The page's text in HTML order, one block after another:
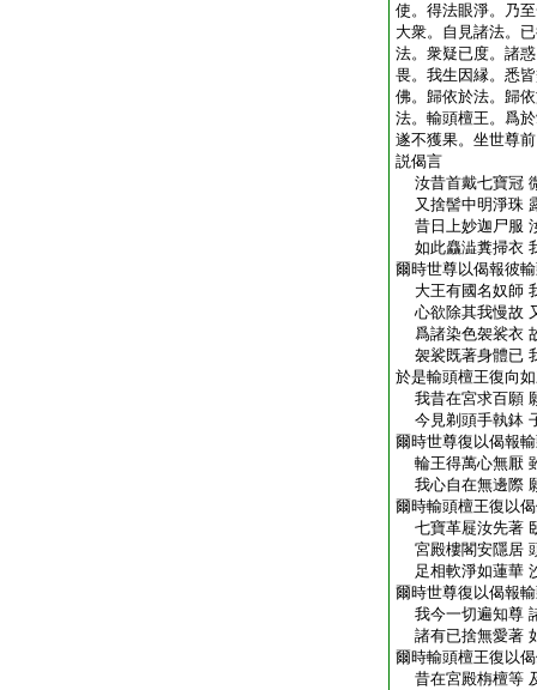
使。得法眼淨。乃
大衆。自見諸法。
法。衆疑已度。諸
畏。我生因縁。悉
佛。歸依於法。歸
法。輸頭檀王。爲
遂不獲果。坐世尊
説偈言
汝昔首戴七寶冠
又捨髻中明淨珠
昔日上妙迦尸服
如此麤澁糞掃衣
爾時世尊以偈報彼
大王有國名奴師
心欲除其我慢故
爲諸染色袈裟衣
袈裟既著身體已
於是輸頭檀王復向
我昔在宮求百願
今見剃頭手執鉢
爾時世尊復以偈報
輪王得萬心無厭
我心自在無邊際
爾時輸頭檀王復以
七寶革屣汝先著
宮殿樓閣安隱居
足相軟淨如蓮華
爾時世尊復以偈報
我今一切遍知尊
諸有已捨無愛著
爾時輸頭檀王復以
昔在宮殿栴檀等